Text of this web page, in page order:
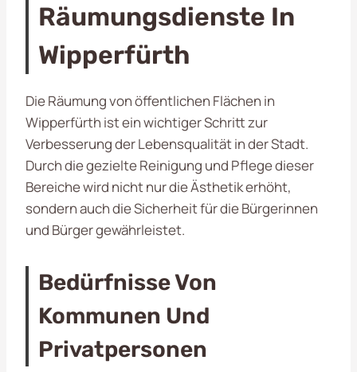
Räumungsdienste In
Wipperfürth
Die Räumung von öffentlichen Flächen in
Wipperfürth ist ein wichtiger Schritt zur
Verbesserung der Lebensqualität in der Stadt.
Durch die gezielte Reinigung und Pflege dieser
Bereiche wird nicht nur die Ästhetik erhöht,
sondern auch die Sicherheit für die Bürgerinnen
und Bürger gewährleistet.
Bedürfnisse Von
Kommunen Und
Privatpersonen